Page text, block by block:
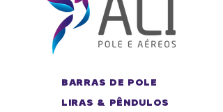
BARRAS DE POLE
LIRAS & PÊNDULOS